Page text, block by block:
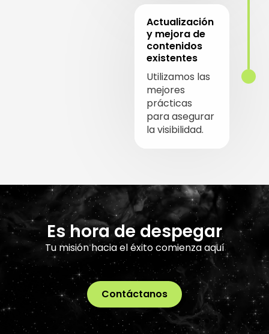
Actualización
y mejora de
contenidos
existentes
Utilizamos las
mejores
prácticas
para asegurar
la visibilidad.
Es hora de despegar
Tu misión hacia el éxito comienza aquí
Contáctanos